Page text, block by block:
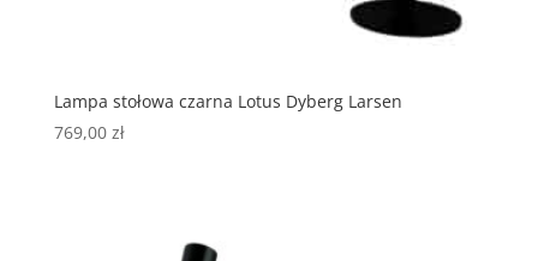
Lampa stołowa czarna Lotus Dyberg Larsen
769,00 zł